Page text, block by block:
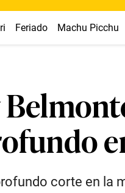
Feriado Machu Picchu
corte en la